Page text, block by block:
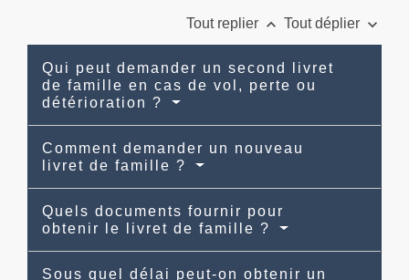
Tout replier keyboard_arrow_up Tout déplier keyboard_arrow_down
Qui peut demander un second livret
de famille en cas de vol, perte ou
détérioration ?
Comment demander un nouveau
livret de famille ?
Quels documents fournir pour
obtenir le livret de famille ?
Sous quel délai peut-on obtenir un